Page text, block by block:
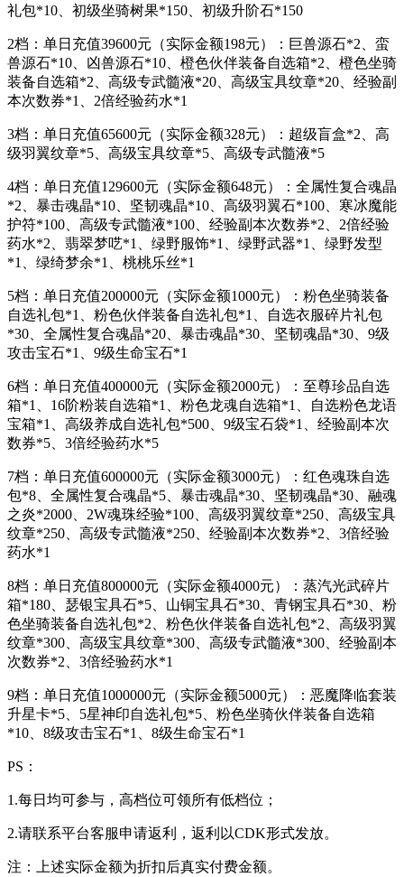
礼包*10、初级坐骑树果*150、初级升阶石*150
2档：单日充值39600元（实际金额198元）：巨兽源石*2、蛮
兽源石*10、凶兽源石*10、橙色伙伴装备自选箱*2、橙色坐骑
装备自选箱*2、高级专武髓液*20、高级宝具纹章*20、经验副
本次数券*1、2倍经验药水*1
3档：单日充值65600元（实际金额328元）：超级盲盒*2、高
级羽翼纹章*5、高级宝具纹章*5、高级专武髓液*5
4档：单日充值129600元（实际金额648元）：全属性复合魂晶
*2、暴击魂晶*10、坚韧魂晶*10、高级羽翼石*100、寒冰魔能
护符*100、高级专武髓液*100、经验副本次数券*2、2倍经验
药水*2、翡翠梦呓*1、绿野服饰*1、绿野武器*1、绿野发型
*1、绿绮梦余*1、桃桃乐丝*1
5档：单日充值200000元（实际金额1000元）：粉色坐骑装备
自选礼包*1、粉色伙伴装备自选礼包*1、自选衣服碎片礼包
*30、全属性复合魂晶*20、暴击魂晶*30、坚韧魂晶*30、9级
攻击宝石*1、9级生命宝石*1
6档：单日充值400000元（实际金额2000元）：至尊珍品自选
箱*1、16阶粉装自选箱*1、粉色龙魂自选箱*1、自选粉色龙语
宝箱*1、高级养成自选礼包*500、9级宝石袋*1、经验副本次
数券*5、3倍经验药水*5
7档：单日充值600000元（实际金额3000元）：红色魂珠自选
包*8、全属性复合魂晶*5、暴击魂晶*30、坚韧魂晶*30、融魂
之炎*2000、2W魂珠经验*100、高级羽翼纹章*250、高级宝具
纹章*250、高级专武髓液*250、经验副本次数券*2、3倍经验
药水*1
8档：单日充值800000元（实际金额4000元）：蒸汽光武碎片
箱*180、瑟银宝具石*5、山铜宝具石*30、青钢宝具石*30、粉
色坐骑装备自选礼包*2、粉色伙伴装备自选礼包*2、高级羽翼
纹章*300、高级宝具纹章*300、高级专武髓液*300、经验副本
次数券*2、3倍经验药水*1
9档：单日充值1000000元（实际金额5000元）：恶魔降临套装
升星卡*5、5星神印自选礼包*5、粉色坐骑伙伴装备自选箱
*10、8级攻击宝石*1、8级生命宝石*1
PS：
1.每日均可参与，高档位可领所有低档位；
2.请联系平台客服申请返利，返利以CDK形式发放。
注：上述实际金额为折扣后真实付费金额。